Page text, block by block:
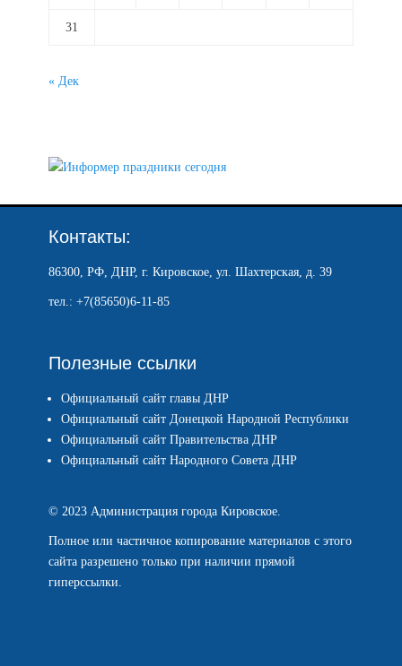
31
« Дек
Контакты:
86300, РФ, ДНР, г. Кировское, ул. Шахтерская, д. 39
тел.: +7(85650)6-11-85
Полезные ссылки
Официальный сайт главы ДНР
Официальный сайт Донецкой Народной Республики
Официальный сайт Правительства ДНР
Официальный сайт Народного Совета ДНР
© 2023 Администрация города Кировское.
Полное или частичное копирование материалов с этого
сайта разрешено только при наличии прямой
гиперссылки.